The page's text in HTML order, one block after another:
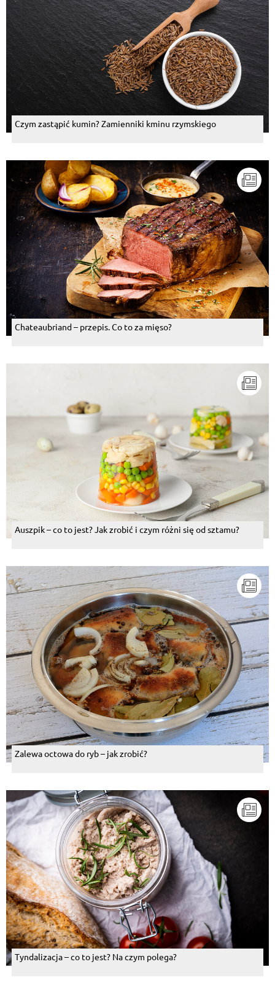
Czym zastąpić kumin? Zamienniki kminu rzymskiego
Chateaubriand – przepis. Co to za mięso?
Auszpik – co to jest? Jak zrobić i czym różni się od sztamu?
Zalewa octowa do ryb – jak zrobić?
Tyndalizacja – co to jest? Na czym polega?